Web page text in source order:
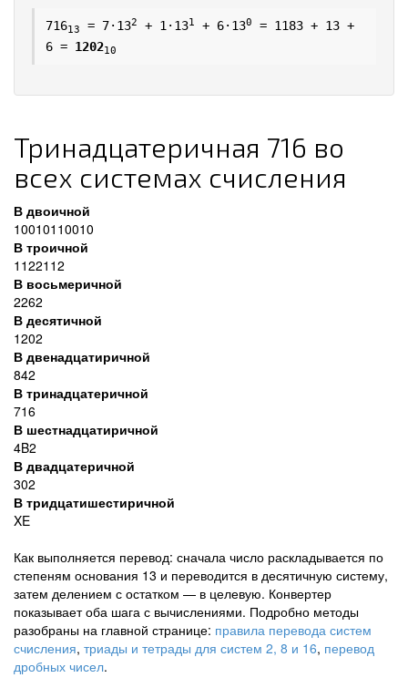
71613 = 7·132 + 1·131 + 6·130
= 1183 + 13 +
6 = 120210
Тринадцатеричная 716 во
всех системах счисления
В двоичной
10010110010
В троичной
1122112
В восьмеричной
2262
В десятичной
1202
В двенадцатиричной
842
В тринадцатеричной
716
В шестнадцатиричной
4B2
В двадцатеричной
302
В тридцатишестиричной
XE
Как выполняется перевод: сначала число раскладывается по
степеням основания 13 и переводится в десятичную систему,
затем делением с остатком — в целевую. Конвертер
показывает оба шага с вычислениями. Подробно методы
разобраны на главной странице: правила перевода систем
счисления, триады и тетрады для систем 2, 8 и 16, перевод
дробных чисел.